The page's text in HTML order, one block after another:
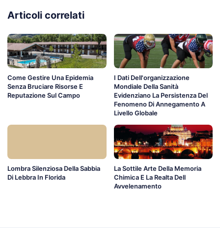
Articoli correlati
Come Gestire Una Epidemia
Senza Bruciare Risorse E
Reputazione Sul Campo
I Dati Dell'organizzazione
Mondiale Della Sanità
Evidenziano La Persistenza Del
Fenomeno Di Annegamento A
Livello Globale
Lombra Silenziosa Della Sabbia
Di Lebbra In Florida
La Sottile Arte Della Memoria
Chimica E La Realta Dell
Avvelenamento